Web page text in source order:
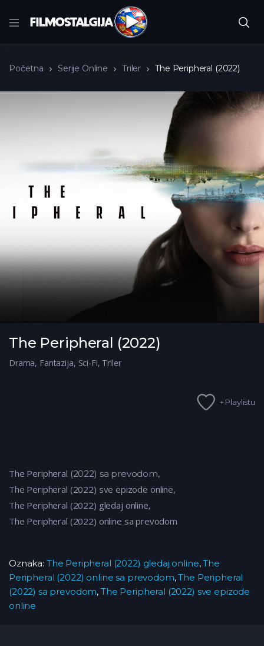
Početna Serije Online Triler The Peripheral (2022)
The Peripheral (2022)
Drama, Fantazija, Sci-Fi, Triler
+ Playlistu
The Peripheral (2022) sa prevodom,
The Peripheral (2022) sve epizode online,
The Peripheral (2022) gledaj online,
The Peripheral (2022) online sa prevodom
Oznaka: The Peripheral (2022) gledaj online,The
Peripheral (2022) online sa prevodom,The Peripheral
(2022) sa prevodom,The Peripheral (2022) sve epizode
online